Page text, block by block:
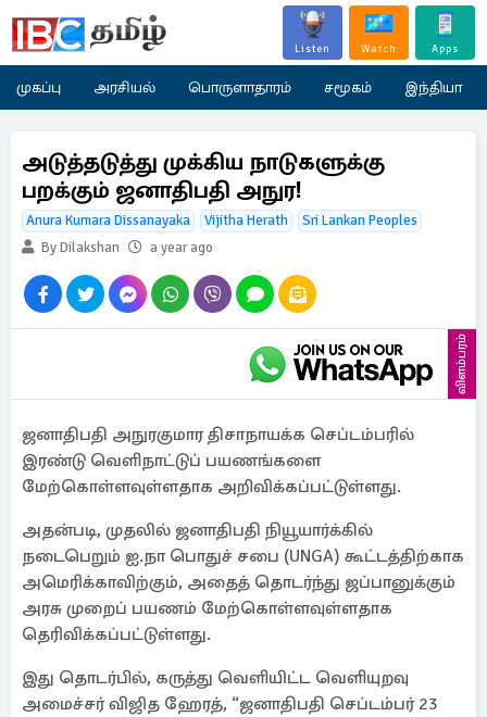
Listen Watch Apps
முகப்பு அரசியல் பொருளாதாரம் சமூகம் இந்தியா
அடுத்தடுத்து முக்கிய நாடுகளுக்கு
பறக்கும் ஜனாதிபதி அநுர!
Anura Kumara Dissanayaka Vijitha Herath
Sri Lankan Peoples
By Dilakshan
a year ago
விளம்பரம்
ஜனாதிபதி அநுரகுமார திசாநாயக்க செப்டம்பரில்
இரண்டு வெளிநாட்டுப் பயணங்களை
மேற்கொள்ளவுள்ளதாக அறிவிக்கப்பட்டுள்ளது.
அதன்படி, முதலில் ஜனாதிபதி நியூயார்க்கில்
நடைபெறும் ஐ.நா பொதுச் சபை (UNGA) கூட்டத்திற்காக
அமெரிக்காவிற்கும், அதைத் தொடர்ந்து ஜப்பானுக்கும்
அரசு முறைப் பயணம் மேற்கொள்ளவுள்ளதாக
தெரிவிக்கப்பட்டுள்ளது.
இது தொடர்பில், கருத்து வெளியிட்ட வெளியுறவு
அமைச்சர் விஜித ஹேரத், “ஜனாதிபதி செப்டம்பர் 23